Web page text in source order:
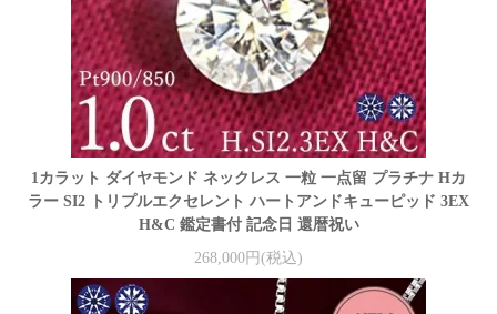
1カラット ダイヤモンド ネックレス 一粒 一点留 プラチナ Hカ
ラー SI2 トリプルエクセレント ハートアンドキューピッド 3EX
H&C 鑑定書付 記念日 還暦祝い
268,000円(税込)